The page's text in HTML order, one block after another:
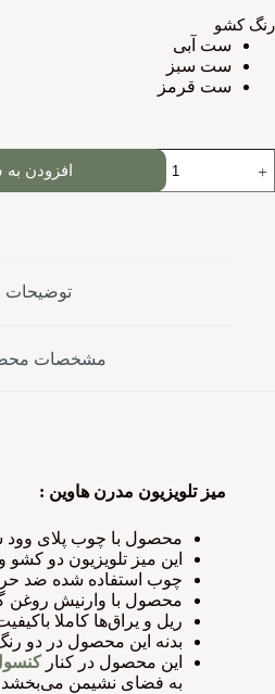
رنگ کشو
ست آبی
ست سبز
ست قرمز
افزودن
توضیحات
مشخصات
میز تلویزیون مدرن هاوین :
محصول با چوب پلای وود
این میز تلویزیون دو کشو
چوب استفاده شده ضد
محصول با وارنیش روغن
ریل و یراق‌ها کاملا
بدنه این محصول در دو
این محصول در کنار
به فضای نشیمن